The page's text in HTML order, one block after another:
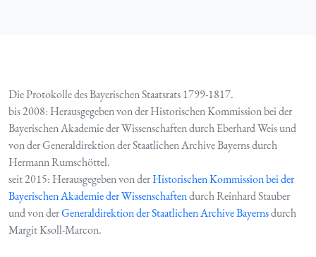
Die Protokolle des Bayerischen Staatsrats 1799-1817.
bis 2008: Herausgegeben von der Historischen Kommission bei der
Bayerischen Akademie der Wissenschaften durch Eberhard Weis und
von der Generaldirektion der Staatlichen Archive Bayerns durch
Hermann Rumschöttel.
seit 2015: Herausgegeben von derHistorischen Kommission bei der
Bayerischen Akademie der Wissenschaftendurch Reinhard Stauber
und von derGeneraldirektion der Staatlichen Archive Bayernsdurch
Margit Ksoll-Marcon.